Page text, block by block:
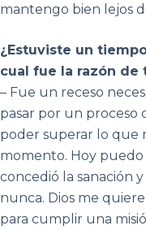
mantengo bien lejos
¿Estuviste un
cual fue la razón de
– Fue un receso
pasar por un proceso
poder superar lo que
momento. Hoy puedo
concedió la sanación
nunca. Dios me
para cumplir una